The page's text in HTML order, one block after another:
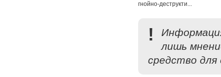
гнойно-деструкти...
!
лишь
средство для